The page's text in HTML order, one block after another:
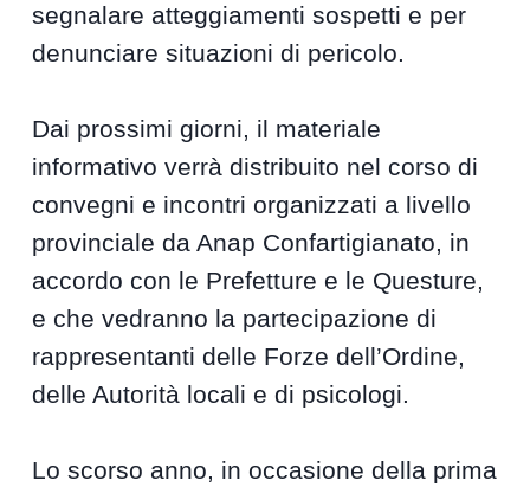
segnalare atteggiamenti sospetti e per
denunciare situazioni di pericolo.
Dai prossimi giorni, il materiale
informativo verrà distribuito nel corso di
convegni e incontri organizzati a livello
provinciale da Anap Confartigianato, in
accordo con le Prefetture e le Questure,
e che vedranno la partecipazione di
rappresentanti delle Forze dell’Ordine,
delle Autorità locali e di psicologi.
Lo scorso anno, in occasione della prima